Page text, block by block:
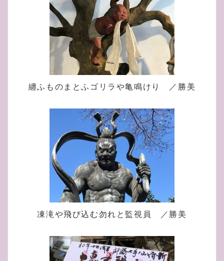
纏ふものまとふゴリラや亀鳴けり ／勝美
凍滝や飛び込む勿れと監視員 ／勝美